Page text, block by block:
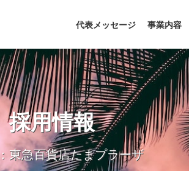
代表メッセージ 事業内容
採用情報
東急百貨店たまプラーザ